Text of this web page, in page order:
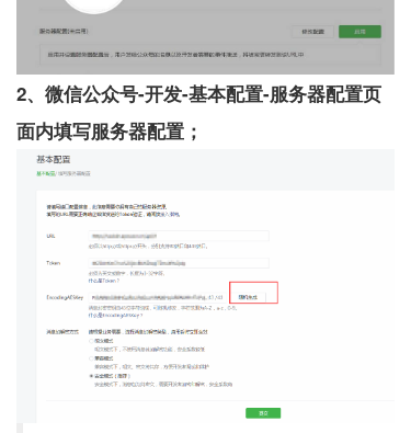
2、微信公众号-开发-基本配置-服务器配置页
面内填写服务器配置；